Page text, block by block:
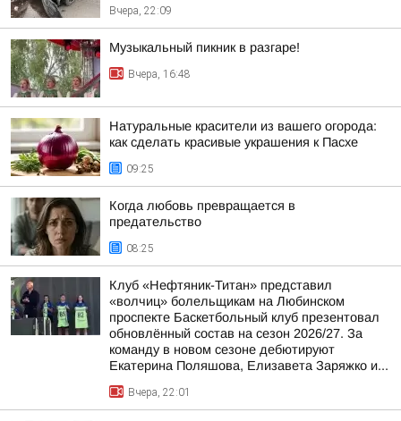
Вчера, 22:09
Музыкальный пикник в разгаре!
Вчера, 16:48
Натуральные красители из вашего огорода:
как сделать красивые украшения к Пасхе
09:25
Когда любовь превращается в
предательство
08:25
Клуб «Нефтяник-Титан» представил
«волчиц» болельщикам на Любинском
проспекте Баскетбольный клуб презентовал
обновлённый состав на сезон 2026/27. За
команду в новом сезоне дебютируют
Екатерина Поляшова, Елизавета Заряжко и...
Вчера, 22:01